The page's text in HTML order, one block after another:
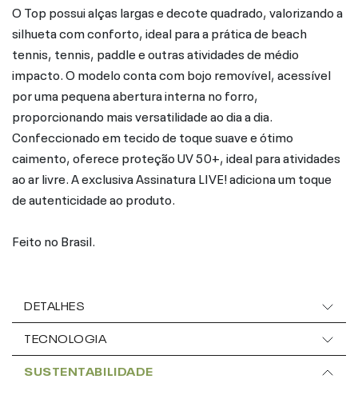
O Top possui alças largas e decote quadrado, valorizando a
silhueta com conforto, ideal para a prática de beach
tennis, tennis, paddle e outras atividades de médio
impacto. O modelo conta com bojo removível, acessível
por uma pequena abertura interna no forro,
proporcionando mais versatilidade ao dia a dia.
Confeccionado em tecido de toque suave e ótimo
caimento, oferece proteção UV 50+, ideal para atividades
ao ar livre. A exclusiva Assinatura LIVE! adiciona um toque
de autenticidade ao produto.
Feito no Brasil.
DETALHES
TECNOLOGIA
SUSTENTABILIDADE